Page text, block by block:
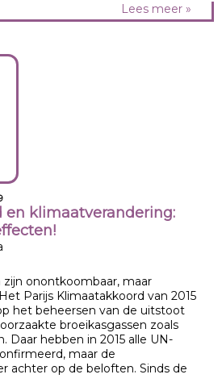
Lees meer »
en klimaatverandering:
onontkoombaar, maar
Parijs Klimaatakkoord van 2015
het beheersen van de uitstoot
broeikasgassen zoals
Daar hebben in 2015 alle UN-
maar de
achter op de beloften. Sinds de